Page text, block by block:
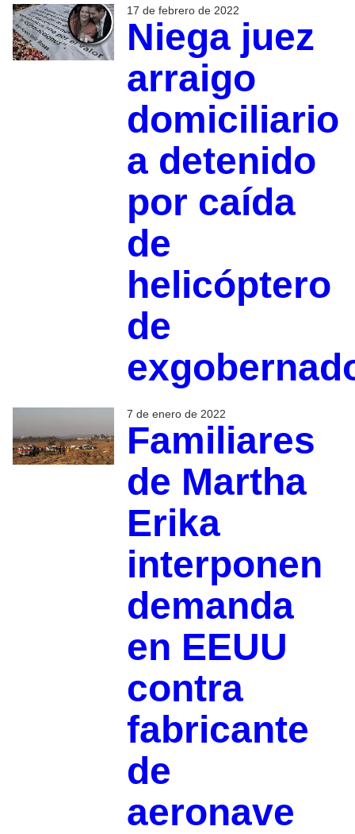
17 de febrero de 2022
Niega juez
arraigo
domiciliario
a detenido
por caída
de
helicóptero
de
7 de enero de 2022
Familiares
de Martha
Erika
interponen
demanda
en EEUU
contra
fabricante
de
aeronave